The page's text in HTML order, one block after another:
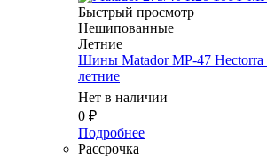
Быстрый просмотр
Нешипованные
Летние
Шины Matador MP-47 Hectorra
летние
Нет в наличии
0 ₽
Подробнее
Рассрочка